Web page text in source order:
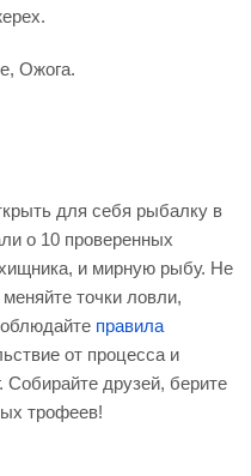
Ожога.
для себя рыбалку в
о 10 проверенных
и мирную рыбу. Не
точки ловли,
правила
от процесса и
Собирайте друзей, берите
трофеев!